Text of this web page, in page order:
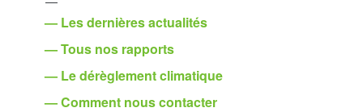
— Les dernières actualités
— Tous nos rapports
— Le dérèglement climatique
— Comment nous contacter